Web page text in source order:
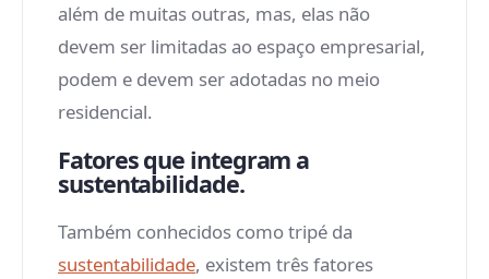
além de muitas outras, mas, elas não
devem ser limitadas ao espaço empresarial,
podem e devem ser adotadas no meio
residencial.
Fatores que integram a
sustentabilidade.
Também conhecidos como tripé da
sustentabilidade, existem três fatores